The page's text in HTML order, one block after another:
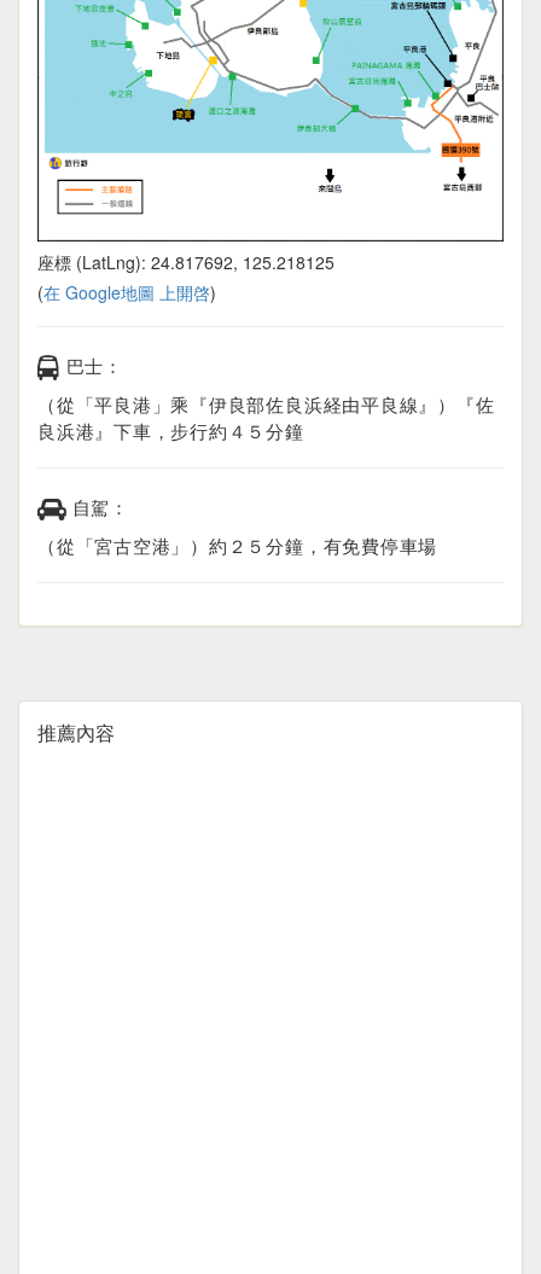
座標 (LatLng): 24.817692, 125.218125
(在 Google地圖 上開啓)
巴士：
（從「平良港」乘『伊良部佐良浜経由平良線』）『佐
良浜港』下車，步行約４５分鐘
自駕：
（從「宮古空港」）約２５分鐘，有免費停車場
推薦內容